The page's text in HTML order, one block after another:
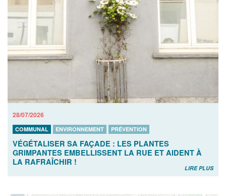
28/07/2026
COMMUNAL ENVIRONNEMENT PRÉVENTION
VÉGÉTALISER SA FAÇADE : LES PLANTES
GRIMPANTES EMBELLISSENT LA RUE ET AIDENT À
LA RAFRAÎCHIR !
LIRE PLUS